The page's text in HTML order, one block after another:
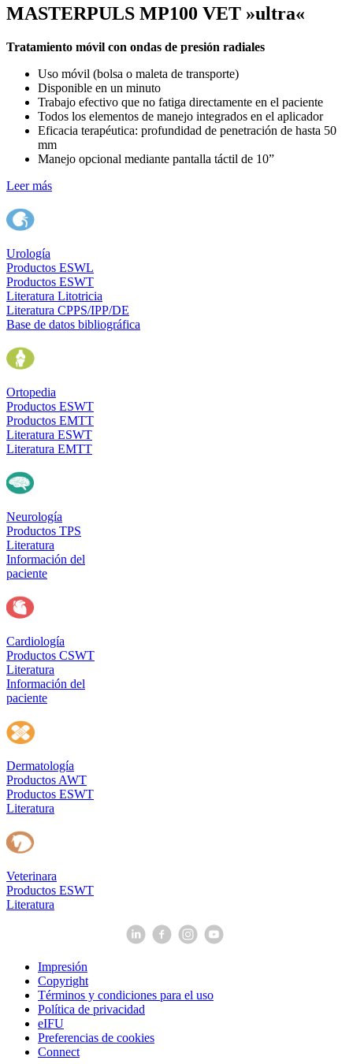
MASTERPULS MP100 VET »ultra«
Tratamiento móvil con ondas de presión radiales
Uso móvil (bolsa o maleta de transporte)
Disponible en un minuto
Trabajo efectivo que no fatiga directamente en el paciente
Todos los elementos de manejo integrados en el aplicador
Eficacia terapéutica: profundidad de penetración de hasta 50
mm
Manejo opcional mediante pantalla táctil de 10”
Leer más
Urología
Productos ESWL
Productos ESWT
Literatura Litotricia
Literatura CPPS/IPP/DE
Base de datos bibliográfica
Ortopedia
Productos ESWT
Productos EMTT
Literatura ESWT
Literatura EMTT
Neurología
Productos TPS
Literatura
Información del
paciente
Cardiología
Productos CSWT
Literatura
Información del
paciente
Dermatología
Productos AWT
Productos ESWT
Literatura
Veterinara
Productos ESWT
Literatura
Impresión
Copyright
Términos y condiciones para el uso
Política de privacidad
eIFU
Preferencias de cookies
Connect